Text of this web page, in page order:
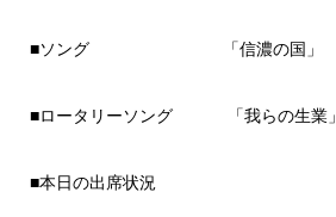
■ソング 「信濃の国」
■ロータリーソング 「我らの生業」
■本日の出席状況